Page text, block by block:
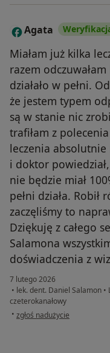
A Agata
Miałam już kilka
razem
działało w pełni.
że jestem typem
są w stanie nic
trafiłam z
leczenia absolutnie
i doktor
nie będzie miał
pełni działa. Robił
zaczęliśmy to
Dziękuję z całego
Salamona
doświadczenia z
7 lutego 2026
• lek. dent. Daniel Salamon •
czeterokanałowy
• w opinii użytkownika Agata
zgłoś nadużycie